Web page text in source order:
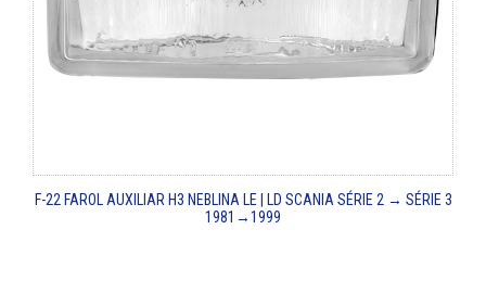
F-22FAROL AUXILIAR H3 NEBLINA LE | LD SCANIA SÉRIE 2 → SÉRIE 3
1981→1999